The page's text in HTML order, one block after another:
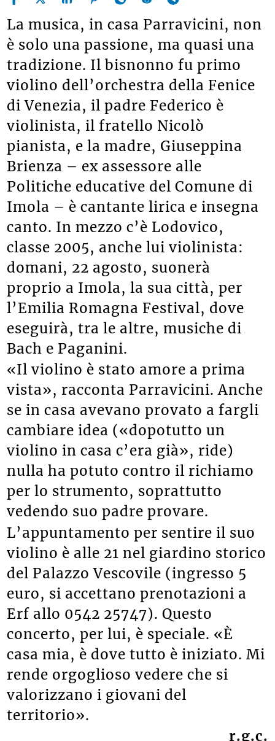
La musica, in casa Parravicini, non
è solo una passione, ma quasi una
tradizione. Il bisnonno fu primo
violino dell’orchestra della Fenice
di Venezia, il padre Federico è
violinista, il fratello Nicolò
pianista, e la madre, Giuseppina
Brienza – ex assessore alle
Politiche educative del Comune di
Imola – è cantante lirica e insegna
canto. In mezzo c’è Lodovico,
classe 2005, anche lui violinista:
domani, 22 agosto, suonerà
proprio a Imola, la sua città, per
l’Emilia Romagna Festival, dove
eseguirà, tra le altre, musiche di
Bach e Paganini.
«Il violino è stato amore a prima
vista», racconta Parravicini. Anche
se in casa avevano provato a fargli
cambiare idea («dopotutto un
violino in casa c’era già», ride)
nulla ha potuto contro il richiamo
per lo strumento, soprattutto
vedendo suo padre provare.
L’appuntamento per sentire il suo
violino è alle 21 nel giardino storico
del Palazzo Vescovile (ingresso 5
euro, si accettano prenotazioni a
Erf allo 0542 25747). Questo
concerto, per lui, è speciale. «È
casa mia, è dove tutto è iniziato. Mi
rende orgoglioso vedere che si
valorizzano i giovani del
territorio».
r.g.c.